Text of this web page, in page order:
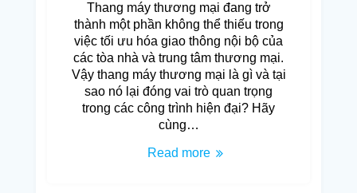
Thang máy thương mại đang trở
thành một phần không thể thiếu trong
việc tối ưu hóa giao thông nội bộ của
các tòa nhà và trung tâm thương mại.
Vậy thang máy thương mại là gì và tại
sao nó lại đóng vai trò quan trọng
trong các công trình hiện đại? Hãy
cùng…
Read more